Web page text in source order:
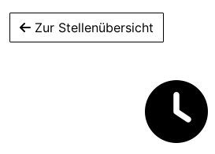
Zur Stellenübersicht